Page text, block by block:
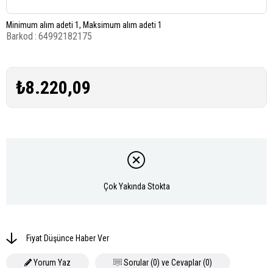
Minimum alım adeti 1, Maksimum alım adeti 1
Barkod : 64992182175
₺8.220,09
Çok Yakında Stokta
Fiyat Düşünce Haber Ver
Yorum Yaz Sorular (0) ve Cevaplar (0)